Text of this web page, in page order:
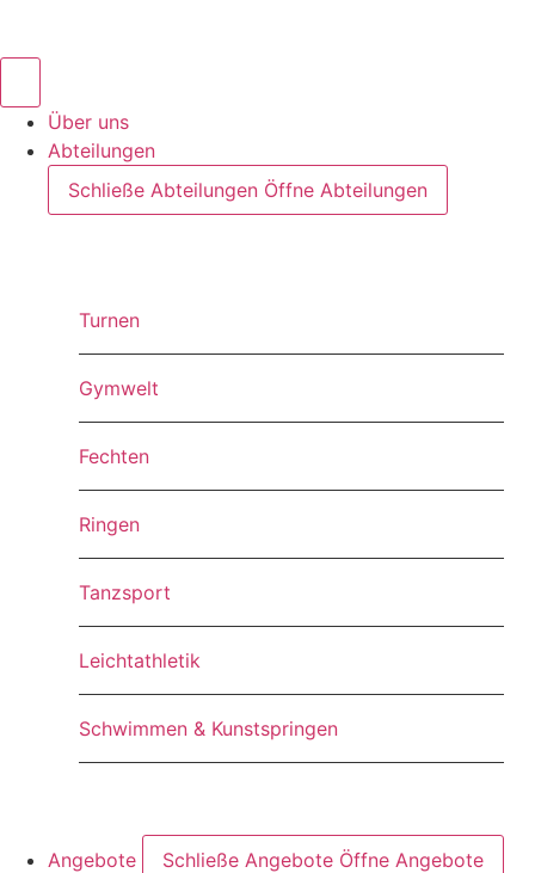
Über uns
Abteilungen
Schließe Abteilungen Öffne Abteilungen
Turnen
Gymwelt
Fechten
Ringen
Tanzsport
Leichtathletik
Schwimmen & Kunstspringen
Angebote Schließe Angebote Öffne Angebote